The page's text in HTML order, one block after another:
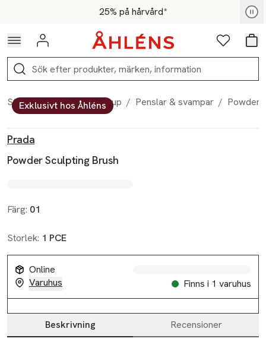
Hoppa till navigationsmenyn25% på hårvård*
För medlemmar - Shoppa nu
Logga in Favoriter
Sök
Start / Skönhet / Makeup / Penslar & svampar / Powder
Exklusivt hos Åhléns
Prada
Powder Sculpting Brush
Färg: 01
Storlek: 1 PCE
Online
Varuhus
Finns i 1 varuhus
Beskrivning Recensioner